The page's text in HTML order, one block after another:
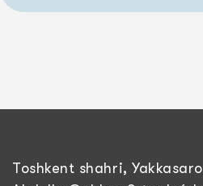
Toshkent shahri,